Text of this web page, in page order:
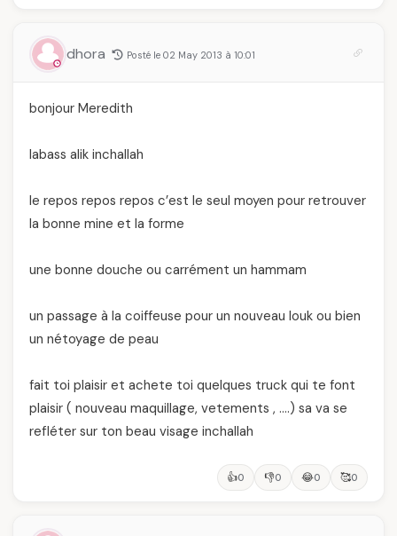
dhora Posté le 02 May 2013 à 10:01
bonjour Meredith
labass alik inchallah
le repos repos repos c’est le seul moyen pour retrouver
la bonne mine et la forme
une bonne douche ou carrément un hammam
un passage à la coiffeuse pour un nouveau louk ou bien
un nétoyage de peau
fait toi plaisir et achete toi quelques truck qui te font
plaisir ( nouveau maquillage, vetements , ….) sa va se
refléter sur ton beau visage inchallah
👍0 👎0 😂0 🥰0